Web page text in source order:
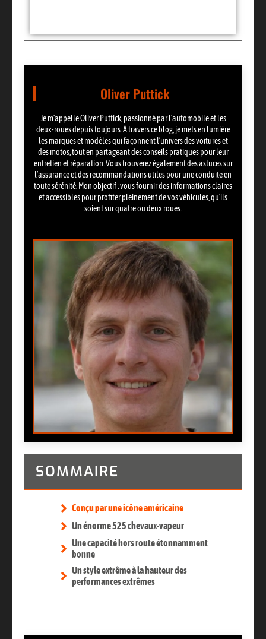
Oliver Puttick
Je m’appelle Oliver Puttick, passionné par l’automobile et les
deux-roues depuis toujours. À travers ce blog, je mets en lumière
les marques et modèles qui façonnent l’univers des voitures et
des motos, tout en partageant des conseils pratiques pour leur
entretien et réparation. Vous trouverez également des astuces sur
l’assurance et des recommandations utiles pour une conduite en
toute sérénité. Mon objectif : vous fournir des informations claires
et accessibles pour profiter pleinement de vos véhicules, qu’ils
soient sur quatre ou deux roues.
SOMMAIRE
Conçu par une icône américaine
Un énorme 525 chevaux-vapeur
Une capacité hors route étonnamment
bonne
Un style extrême à la hauteur des
performances extrêmes